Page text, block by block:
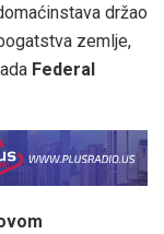
držao
zemlje,
Federal